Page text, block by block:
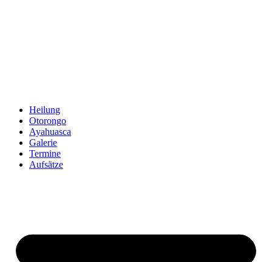
Heilung
Otorongo
Ayahuasca
Galerie
Termine
Aufsätze